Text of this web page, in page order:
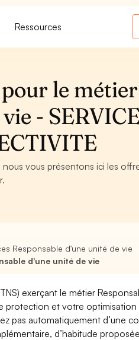
Ressources
le métier
-
vous présentons ici les
Responsable d'une unité de vie
d'une unité de vie
exerçant le métier
et votre
pas automatiquement d’une
d’habitude